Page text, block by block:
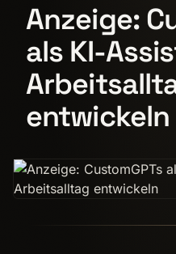
Anzeige:
als KI-
entwickeln